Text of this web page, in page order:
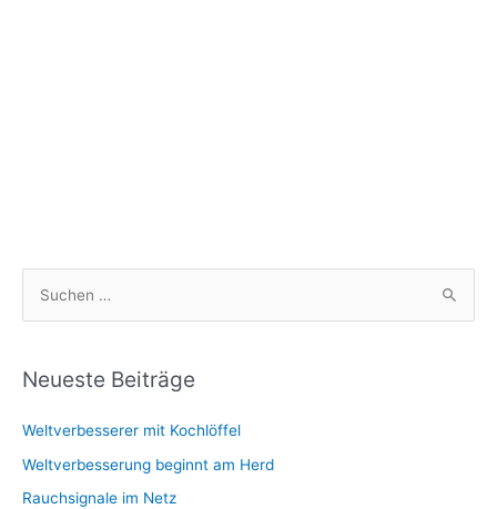
h
n
n
a
Neueste Beiträge
Weltverbesserer mit Kochlöffel
Weltverbesserung beginnt am Herd
Rauchsignale im Netz